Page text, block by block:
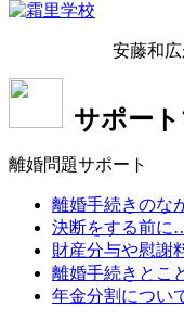
安藤和
サポー
離婚問題サポート
離婚手続きのな
決断をする前に
財産分与や慰謝
離婚手続きとこ
年金分割につい